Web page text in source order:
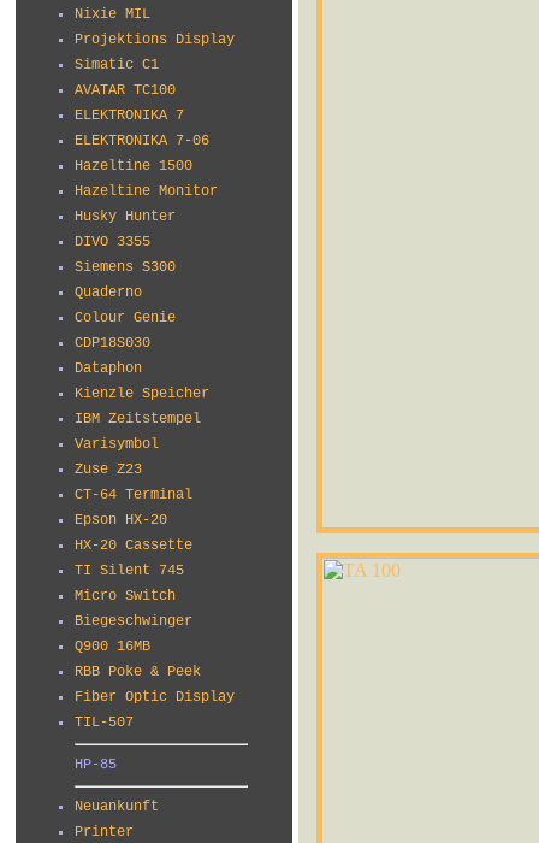
Nixie MIL
Projektions Display
Simatic C1
AVATAR TC100
ELEKTRONIKA 7
ELEKTRONIKA 7-06
Hazeltine 1500
Hazeltine Monitor
Husky Hunter
DIVO 3355
Siemens S300
Quaderno
Colour Genie
CDP18S030
Dataphon
Kienzle Speicher
IBM Zeitstempel
Varisymbol
Zuse Z23
CT-64 Terminal
Epson HX-20
HX-20 Cassette
TI Silent 745
Micro Switch
Biegeschwinger
Q900 16MB
RBB Poke & Peek
Fiber Optic Display
TIL-507
HP-85
Neuankunft
Printer